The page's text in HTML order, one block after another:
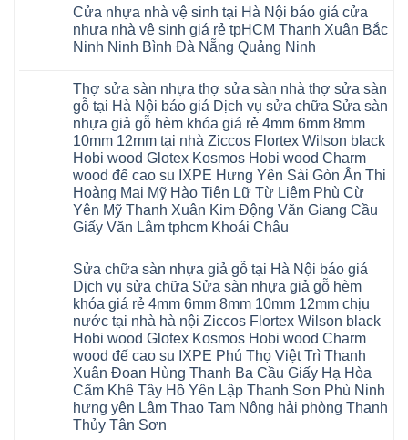
Phòng
Tứ
Kỳ
Đan
Phượng
Quảng
Ninh
Thanh
Miện
Nghệ
An
Thanh
Hà
Bình
Thái
Bình
Thanh
Phụ
Phú
Thọ
Lào
Tuyên
Quang
Thọ
Bắc
Ninh
Tuyên
Bình
Hải
Phòng
sang
trọng
4mm
giá
bao
nhiêu
Sàn
Glotex
có
tốt
không
sàn
nhựa
glotex
nước
nào
Hà
Nội
tpHCM
Đà
Nẵng
Gia
Phú
Thọ
Phòng
Sóc
Sơn
Ninh
Bình
Hưng
Yên
bình
luận
ở
Cửa
ngủ
tại
Hà
Nội
cửa
composite
báo
giá
rẻ
Bắc
Ninh
Thanh
Xuân
Hải
Phòng
Thái
Bình
Hưng
Yên
Hà
Đông
Hạ
Long
Cửa nhựa nhà vệ sinh tại Hà Nội báo giá cửa
nhựa nhà vệ sinh giá rẻ tpHCM Thanh Xuân Bắc
Ninh Ninh Bình Đà Nẵng Quảng Ninh
bình
luận
ở
Cửa
nhựa
nhà
vệ
sinh
tại
Hà
Nội
giá
nhà
sinh
giá
tpHCM
Thanh
Bắc
Ninh
Ninh
Bình
Đà
Nẵng
Quảng
Thợ sửa sàn nhựa thợ sửa sàn nhà thợ sửa sàn
gỗ tại Hà Nội báo giá Dịch vụ sửa chữa Sửa sàn
nhựa giả gỗ hèm khóa giá rẻ 4mm 6mm 8mm
10mm 12mm tại nhà Ziccos Flortex Wilson black
Hobi wood Glotex Kosmos Hobi wood Charm
wood đế cao su IXPE Hưng Yên Sài Gòn Ân Thi
Hoàng Mai Mỹ Hào Tiên Lữ Từ Liêm Phù Cừ
Yên Mỹ Thanh Xuân Kim Động Văn Giang Cầu
Giấy Văn Lâm tphcm Khoái Châu
bình
luận
ở
Thợ
sửa
sàn
nhựa
thợ
sửa
sàn
nhà
sửa
sàn
Sửa chữa sàn nhựa giả gỗ tại Hà Nội báo giá
Dịch vụ sửa chữa Sửa sàn nhựa giả gỗ hèm
khóa giá rẻ 4mm 6mm 8mm 10mm 12mm chịu
nước tại nhà hà nội Ziccos Flortex Wilson black
Hobi wood Glotex Kosmos Hobi wood Charm
wood đế cao su IXPE Phú Thọ Việt Trì Thanh
Xuân Đoan Hùng Thanh Ba Cầu Giấy Hạ Hòa
Cẩm Khê Tây Hồ Yên Lập Thanh Sơn Phù Ninh
hưng yên Lâm Thao Tam Nông hải phòng Thanh
Thủy Tân Sơn